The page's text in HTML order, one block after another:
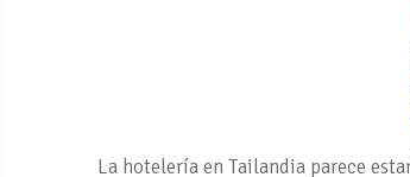
La hotelería en Tailandia parece